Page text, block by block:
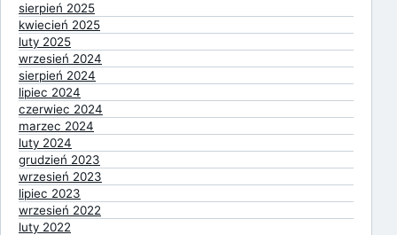
sierpień 2025
kwiecień 2025
luty 2025
wrzesień 2024
sierpień 2024
lipiec 2024
czerwiec 2024
marzec 2024
luty 2024
grudzień 2023
wrzesień 2023
lipiec 2023
wrzesień 2022
luty 2022